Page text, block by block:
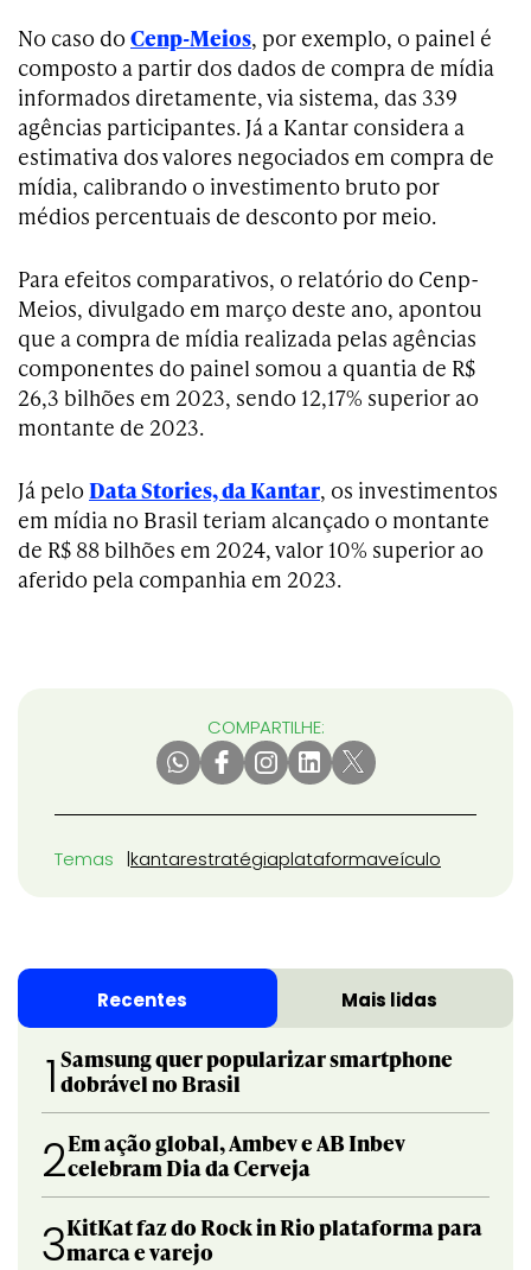
No caso do Cenp-Meios, por exemplo, o painel é
composto a partir dos dados de compra de mídia
informados diretamente, via sistema, das 339
agências participantes. Já a Kantar considera a
estimativa dos valores negociados em compra de
mídia, calibrando o investimento bruto por
médios percentuais de desconto por meio.
Para efeitos comparativos, o relatório do Cenp-
Meios, divulgado em março deste ano, apontou
que a compra de mídia realizada pelas agências
componentes do painel somou a quantia de R$
26,3 bilhões em 2023, sendo 12,17% superior ao
montante de 2023.
Já pelo Data Stories, da Kantar, os investimentos
em mídia no Brasil teriam alcançado o montante
de R$ 88 bilhões em 2024, valor 10% superior ao
aferido pela companhia em 2023.
COMPARTILHE:
Temas kantarestratégiaplataformaveículo
Recentes Mais lidas
1 Samsung quer popularizar smartphone
dobrável no Brasil
2Em ação global, Ambev e AB Inbev
celebram Dia da Cerveja
3KitKat faz do Rock in Rio plataforma para
marca e varejo